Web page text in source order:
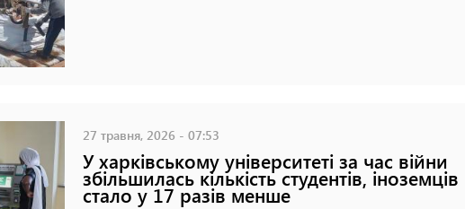
27 травня, 2026 - 07:53
У харківському університеті за час війни
збільшилась кількість студентів, іноземців
стало у 17 разів менше